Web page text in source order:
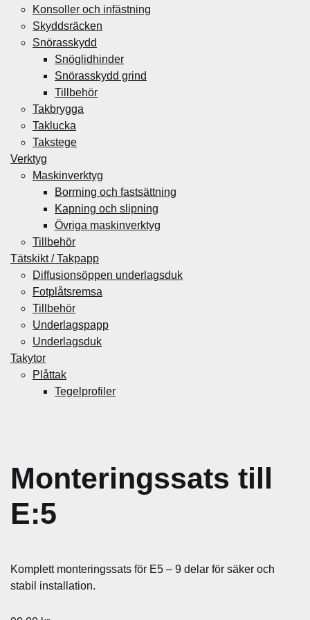
Konsoller och infästning
Skyddsräcken
Snörasskydd
Snöglidhinder
Snörasskydd grind
Tillbehör
Takbrygga
Taklucka
Takstege
Verktyg
Maskinverktyg
Borrning och fastsättning
Kapning och slipning
Övriga maskinverktyg
Tillbehör
Tätskikt / Takpapp
Diffusionsöppen underlagsduk
Fotplåtsremsa
Tillbehör
Underlagspapp
Underlagsduk
Takytor
Plåttak
Tegelprofiler
Monteringssats till
E:5
Komplett monteringssats för E5 – 9 delar för säker och
stabil installation.